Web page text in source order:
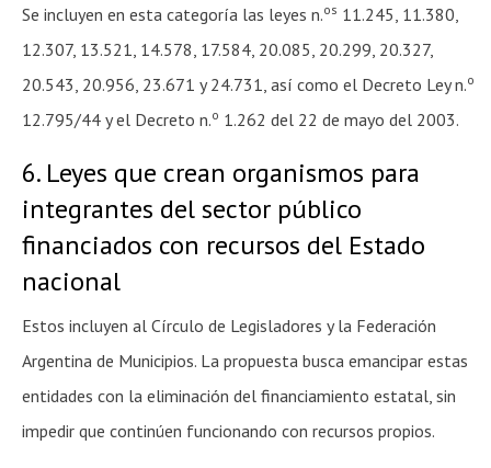
Se incluyen en esta categoría las leyes n.os 11.245, 11.380,
12.307, 13.521, 14.578, 17.584, 20.085, 20.299, 20.327,
20.543, 20.956, 23.671 y 24.731, así como el Decreto Ley n.o
12.795/44 y el Decreto n.o 1.262 del 22 de mayo del 2003.
6. Leyes que crean organismos para
integrantes del sector público
financiados con recursos del Estado
nacional
Estos incluyen al Círculo de Legisladores y la Federación
Argentina de Municipios. La propuesta busca emancipar estas
entidades con la eliminación del financiamiento estatal, sin
impedir que continúen funcionando con recursos propios.